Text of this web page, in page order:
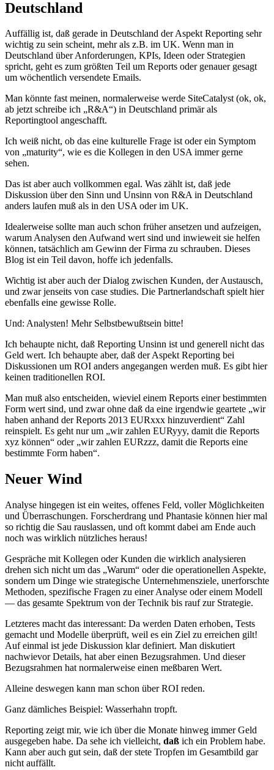
Deutschland
Auffällig ist, daß gerade in Deutschland der Aspekt Reporting sehr
wichtig zu sein scheint, mehr als z.B. im UK. Wenn man in
Deutschland über Anforderungen, KPIs, Ideen oder Strategien
spricht, geht es zum größten Teil um Reports oder genauer gesagt
um wöchentlich versendete Emails.
Man könnte fast meinen, normalerweise werde SiteCatalyst (ok, ok,
ab jetzt schreibe ich „R&A“) in Deutschland primär als
Reportingtool angeschafft.
Ich weiß nicht, ob das eine kulturelle Frage ist oder ein Symptom
von „maturity“, wie es die Kollegen in den USA immer gerne
sehen.
Das ist aber auch vollkommen egal. Was zählt ist, daß jede
Diskussion über den Sinn und Unsinn von R&A in Deutschland
anders laufen muß als in den USA oder im UK.
Idealerweise sollte man auch schon früher ansetzen und aufzeigen,
warum Analysen den Aufwand wert sind und inwieweit sie helfen
können, tatsächlich am Gewinn der Firma zu schrauben. Dieses
Blog ist ein Teil davon, hoffe ich jedenfalls.
Wichtig ist aber auch der Dialog zwischen Kunden, der Austausch,
und zwar jenseits von case studies. Die Partnerlandschaft spielt hier
ebenfalls eine gewisse Rolle.
Und: Analysten! Mehr Selbstbewußtsein bitte!
Ich behaupte nicht, daß Reporting Unsinn ist und generell nicht das
Geld wert. Ich behaupte aber, daß der Aspekt Reporting bei
Diskussionen um ROI anders angegangen werden muß. Es gibt hier
keinen traditionellen ROI.
Man muß also entscheiden, wieviel einem Reports einer bestimmten
Form wert sind, und zwar ohne daß da eine irgendwie geartete „wir
haben anhand der Reports 2013 EURxxx hinzuverdient“ Zahl
reinspielt. Es geht nur um „wir zahlen EURyyy, damit die Reports
xyz können“ oder „wir zahlen EURzzz, damit die Reports eine
bestimmte Form haben“.
Neuer Wind
Analyse hingegen ist ein weites, offenes Feld, voller Möglichkeiten
und Überraschungen. Forscherdrang und Phantasie können hier mal
so richtig die Sau rauslassen, und oft kommt dabei am Ende auch
noch was wirklich nützliches heraus!
Gespräche mit Kollegen oder Kunden die wirklich analysieren
drehen sich nicht um das „Warum“ oder die operationellen Aspekte,
sondern um Dinge wie strategische Unternehmensziele, unerforschte
Methoden, spezifische Fragen zu einer Analyse oder einem Modell
— das gesamte Spektrum von der Technik bis rauf zur Strategie.
Letzteres macht das interessant: Da werden Daten erhoben, Tests
gemacht und Modelle überprüft, weil es ein Ziel zu erreichen gilt!
Auf einmal ist jede Diskussion klar definiert. Man diskutiert
nachwievor Details, hat aber einen Bezugsrahmen. Und dieser
Bezugsrahmen hat normalerweise einen meßbaren Wert.
Alleine deswegen kann man schon über ROI reden.
Ganz dämliches Beispiel: Wasserhahn tropft.
Reporting zeigt mir, wie ich über die Monate hinweg immer Geld
ausgegeben habe. Da sehe ich vielleicht, daß ich ein Problem habe.
Kann aber auch gut sein, daß der stete Tropfen im Gesamtbild gar
nicht auffällt.